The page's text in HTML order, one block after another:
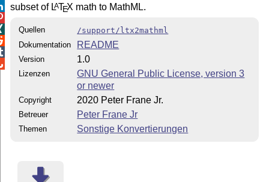
subset of LATEX math to MathML.
Quellen
/support/ltx2mathml
Dokumentation
README
Version 1.0
Lizenzen
GNU General Public License, version 3
or newer
Copyright 2020 Peter Frane Jr.
Betreuer Peter Frane Jr
Themen Sonstige Konvertierungen